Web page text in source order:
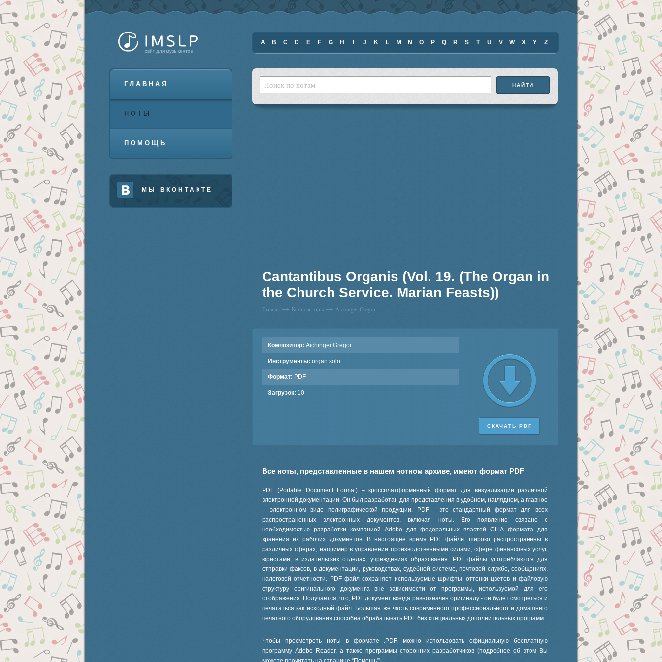
ГЛАВНАЯ
НОТЫ
ПОМОЩЬ
МЫ ВКОНТАКТЕ
A B C D E F G H J K L M N O P Q R S T U V W X Y Z
Cantantibus Organis (Vol. 19. (The Organ in
the Church Service. Marian Feasts))
Главная Композиторы Aichinger Gregor
Композитор: Aichinger Gregor
Инструменты: organ solo
Формат: PDF
Загрузок: 10
СКАЧАТЬ PDF
Все ноты, представленные в нашем нотном архиве, имеют формат PDF
PDF (Portable Document Format) – кроссплатформенный формат для визуализации различной
электронной документации. Он был разработан для представления в удобном, наглядном, а главное
– электронном виде полиграфической продукции. PDF - это стандартный формат для всех
распространенных электронных документов, включая ноты. Его появление связано с
необходимостью разработки компанией Adobe для федеральных властей США формата для
хранения их рабочих документов. В настоящее время PDF файлы широко распространены в
различных сферах, например в управлении производственными силами, сфере финансовых услуг,
юристами, в издательских отделах, учреждениях образования. PDF файлы употребляются для
отправки факсов, в документации, руководствах, судебной системе, почтовой службе, сообщениях,
налоговой отчетности. PDF файл сохраняет используемые шрифты, оттенки цветов и файловую
структуру оригинального документа вне зависимости от программы, используемой для его
отображения. Получается, что, PDF документ всегда равнозначен оригиналу - он будет смотреться и
печататься как исходный файл. Большая же часть современного профессионального и домашнего
печатного оборудования способна обрабатывать PDF без специальных дополнительных программ.
Чтобы просмотреть ноты в формате .PDF, можно использовать официальную бесплатную
программу Adobe Reader, а также программы сторонних разработчиков (подробнее об этом Вы
можете прочитать на странице “Помощь”).